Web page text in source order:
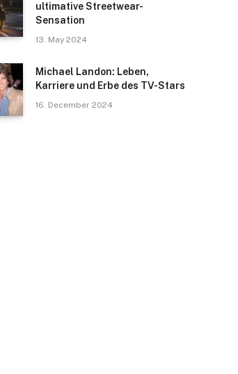
ultimative Streetwear-
Sensation
13. May 2024
Michael Landon: Leben,
Karriere und Erbe des TV-Stars
16. December 2024